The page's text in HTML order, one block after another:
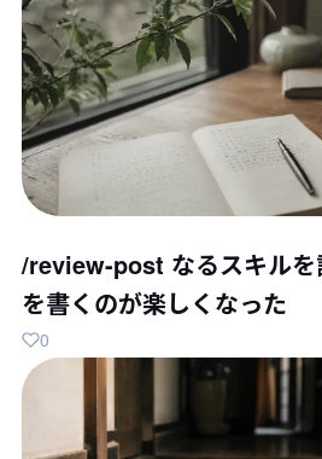
/review-post なるスキルを
を書くのが楽しくなった
0